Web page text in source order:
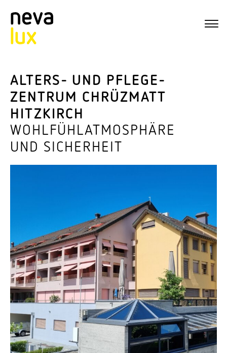
ALTERS- UND PFLE­GE­
ZENTRUM CHRÜZMATT
HITZKIRCH
WOHL­FÜHL­AT­MO­SPHÄRE
UND SICHERHEIT